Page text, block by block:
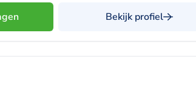
Bekijk profiel